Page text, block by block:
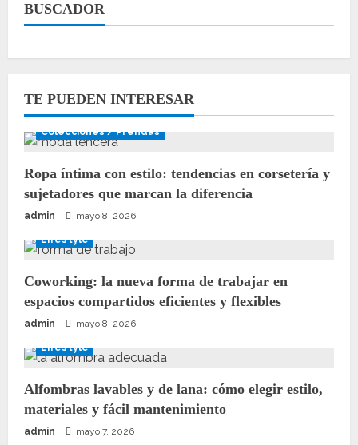
BUSCADOR
TE PUEDEN INTERESAR
Colecciones / Prendas
Ropa íntima con estilo: tendencias en corsetería y
sujetadores que marcan la diferencia
admin mayo 8, 2026
Lifestyle
Coworking: la nueva forma de trabajar en
espacios compartidos eficientes y flexibles
admin mayo 8, 2026
Lifestyle
Alfombras lavables y de lana: cómo elegir estilo,
materiales y fácil mantenimiento
admin mayo 7, 2026